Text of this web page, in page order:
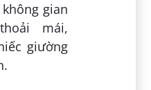
gian
mái,
giường